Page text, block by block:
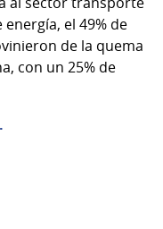
el 49% de
de la quema
con un 25% de